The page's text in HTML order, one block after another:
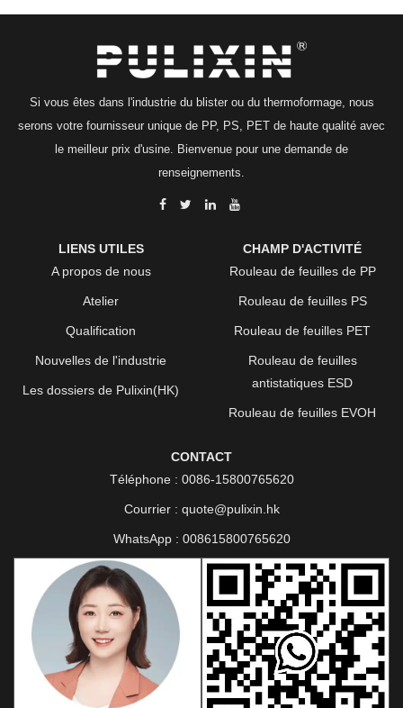
Si vous êtes dans l'industrie du blister ou du thermoformage, nous
serons votre fournisseur unique de PP, PS, PET de haute qualité avec
le meilleur prix d'usine. Bienvenue pour une demande de
renseignements.
LIENS UTILES
A propos de nous
Atelier
Qualification
Nouvelles de l'industrie
Les dossiers de Pulixin(HK)
CHAMP D'ACTIVITÉ
Rouleau de feuilles de PP
Rouleau de feuilles PS
Rouleau de feuilles PET
Rouleau de feuilles
antistatiques ESD
Rouleau de feuilles EVOH
CONTACT
Téléphone : 0086-15800765620
Courrier : quote@pulixin.hk
WhatsApp : 008615800765620